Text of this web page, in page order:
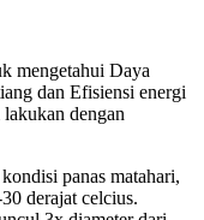
mengetahui Daya
dan Efisiensi energi
dengan
panas matahari,
derajat celcius.